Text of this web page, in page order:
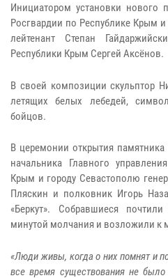
Инициатором установки нового
Росгвардии по Республике Крым
лейтенант Степан
Республики Крым Сергей Аксёнов.
В своей композиции скульптор
летящих белых лебедей,
бойцов.
В церемонии открытия памятника
начальника Главного
Крым и городу Севастополю
Пляскин и полковник Игорь
«Беркут». Собравшиеся
минутой молчания и возложили к
«Люди живы, когда о них помнят и
все время существования не